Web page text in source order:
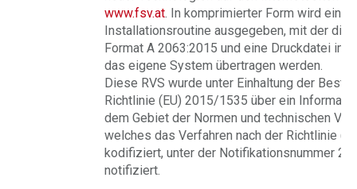
www.fsv.at. In komprimierter Form wird eine
Installationsroutine ausgegeben, mit der die
Format A 2063:2015 und eine Druckdatei im
das eigene System übertragen werden.
Diese RVS wurde unter Einhaltung der
Richtlinie (EU) 2015/1535 über ein
dem Gebiet der Normen und technischen
welches das Verfahren nach der Richtlinie
kodifiziert, unter der Notifikationsnummer
notifiziert.